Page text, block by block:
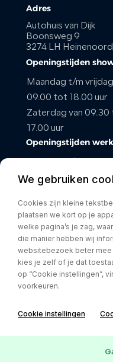
Adres
Autohuis van Dijk
Boonsweg 9
3274 LH Heinenoord
Openingstijden
Maandag t/m
09.00 tot 18.00 uur
Zaterdag van 09.30
17.00 uur
Openingstijden
08.00 tot 17.00 uur
Privacy policy
We gebruiken
Cookies zijn kleine
plaatsen we kort op je
welke pagina’s je zag,
die manier hebben wij
websitebezoek beter mee
kies je zelf of je dat
op “Cookie instellingen”,
voorkeuren.
Cookie instellingen